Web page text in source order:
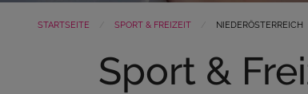
STARTSEITE SPORT & FREIZEIT NIEDERÖSTERREICH
Sport &